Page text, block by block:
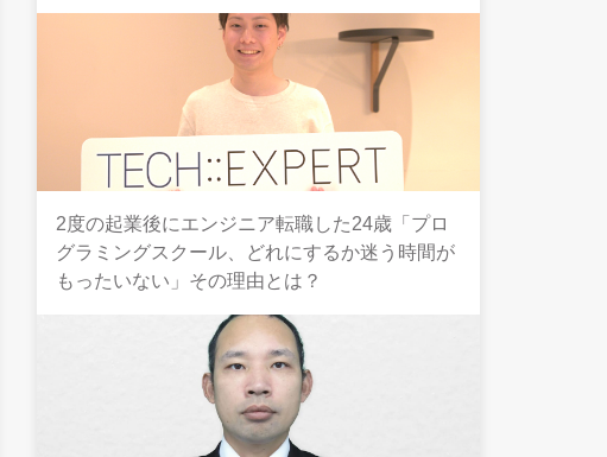
2度の起業後にエンジニア転職した24歳「プロ
グラミングスクール、どれにするか迷う時間が
もったいない」その理由とは？